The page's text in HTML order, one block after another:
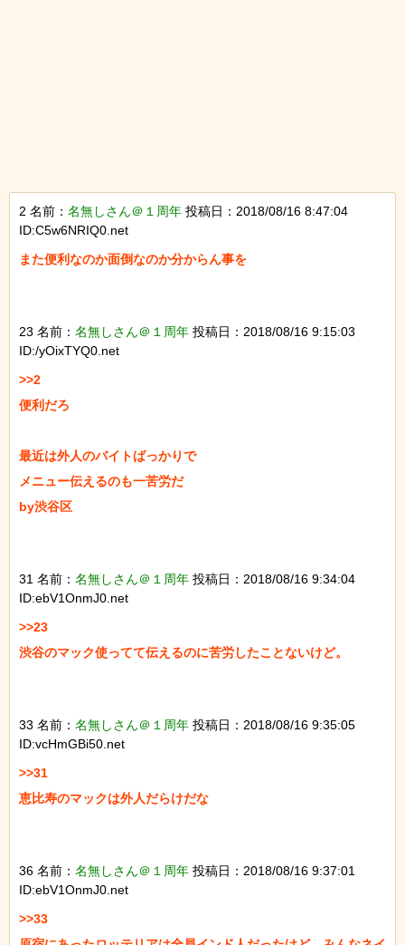
2 名前： 名無しさん＠１周年 投稿日：2018/08/16 8:47:04
ID:C5w6NRIQ0.net
また便利なのか面倒なのか分からん事を
23 名前： 名無しさん＠１周年 投稿日：2018/08/16 9:15:03
ID:/yOixTYQ0.net
>>2
便利だろ
最近は外人のバイトばっかりで
メニュー伝えるのも一苦労だ
by渋谷区
31 名前： 名無しさん＠１周年 投稿日：2018/08/16 9:34:04
ID:ebV1OnmJ0.net
>>23
渋谷のマック使ってて伝えるのに苦労したことないけど。
33 名前： 名無しさん＠１周年 投稿日：2018/08/16 9:35:05
ID:vcHmGBi50.net
>>31
恵比寿のマックは外人だらけだな
36 名前： 名無しさん＠１周年 投稿日：2018/08/16 9:37:01
ID:ebV1OnmJ0.net
>>33